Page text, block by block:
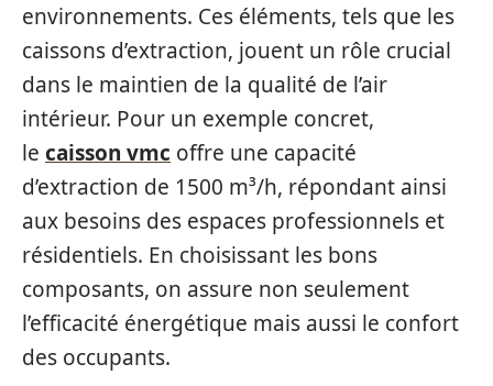
environnements. Ces éléments, tels que les
caissons d’extraction, jouent un rôle crucial
dans le maintien de la qualité de l’air
intérieur. Pour un exemple concret,
le caisson vmc offre une capacité
d’extraction de 1500 m³/h, répondant ainsi
aux besoins des espaces professionnels et
résidentiels. En choisissant les bons
composants, on assure non seulement
l’efficacité énergétique mais aussi le confort
des occupants.